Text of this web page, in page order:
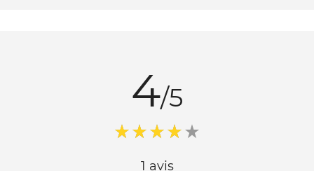
4/5
1 avis